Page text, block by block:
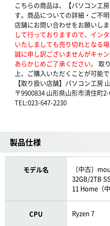
こちらの商品は、【パソコン工
す。商品についての詳細・ご不
店舗にお問い合わせをお願いしま
して行っておりますので、イン
いたしましても売り切れとなる
誠に申し訳ございませんがキャ
あらかじめご了承ください。 取
上、ご購入いただくことが可能で
【取り扱い店舗】パソコン工房
〒9900834 山形県山形市清住町
TEL:023-647-2230
製品仕様
モデル名
〔中古〕
32GB/2TB
11 Home（
CPU Ryzen 7